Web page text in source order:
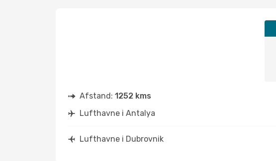
Afstand: 1252 kms
Lufthavne i Antalya
Lufthavne i Dubrovnik